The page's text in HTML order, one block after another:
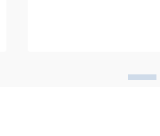
عنصرٌ أساسيٌّ